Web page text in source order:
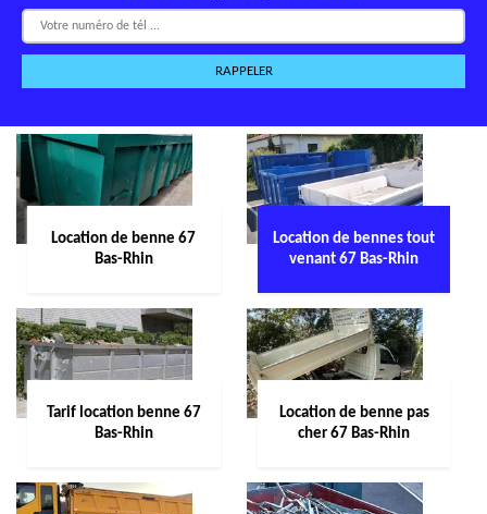
Location de benne 67
Bas-Rhin
Location de bennes tout
venant 67 Bas-Rhin
Tarif location benne 67
Bas-Rhin
Location de benne pas
cher 67 Bas-Rhin